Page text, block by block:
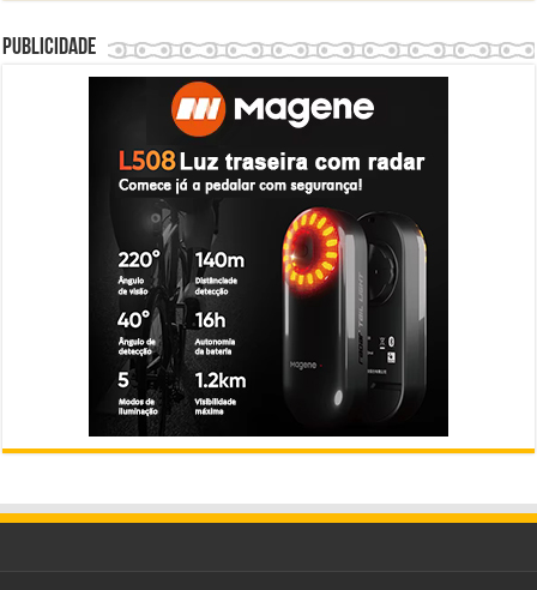
Publicidade